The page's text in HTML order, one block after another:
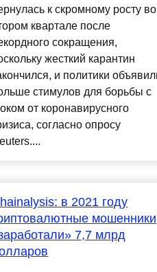
к скромному росту во
квартале после
сокращения,
жесткий карантин
и политики
стимулов для борьбы с
от коронавирусного
согласно опросу
в 2021 году
мошенники
7,7 млрд